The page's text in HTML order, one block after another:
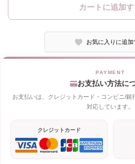
カートに追加
お気に入りに追加
お支払い方法に
お支払いは、クレジットカード・コンビニ/銀
対応しています。
クレジットカード